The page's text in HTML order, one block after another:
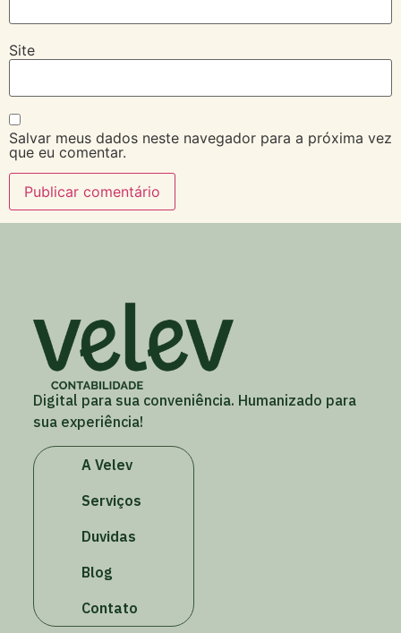
Site
Salvar meus dados neste navegador para a próxima vez
que eu comentar.
Digital para sua conveniência. Humanizado para
sua experiência!
A Velev
Serviços
Duvidas
Blog
Contato